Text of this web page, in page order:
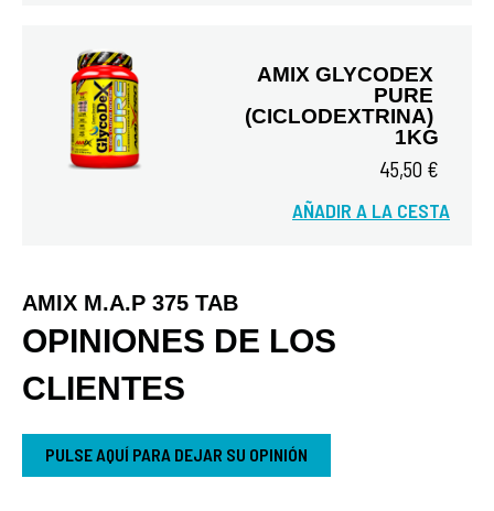
AMIX GLYCODEX
PURE
(CICLODEXTRINA)
1KG
45,50 €
AÑADIR A LA CESTA
AMIX M.A.P 375 TAB
OPINIONES DE LOS
CLIENTES
PULSE AQUÍ PARA DEJAR SU OPINIÓN